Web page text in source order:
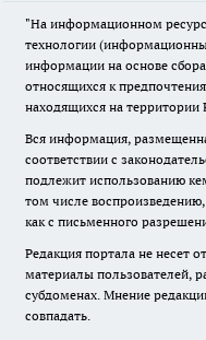
"На информационном
технологии
информации на основе
относящихся к
находящихся на территории
Вся информация,
соответствии с
подлежит использованию
том числе
как с письменного
Редакция портала не несет
материалы пользователей,
субдоменах. Мнение
совпадать.